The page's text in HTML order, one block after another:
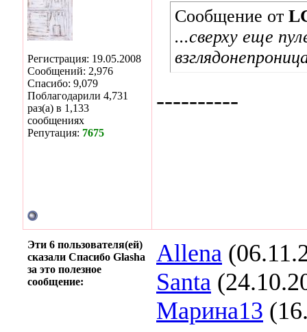
Регистрация: 19.05.2008
Сообщений: 2,976
Спасибо: 9,079
Поблагодарили 4,731
раз(а) в 1,133
сообщениях
Репутация: 7675
Сообщение от
...сверху еще
----------
Эти 6 пользователя(ей)
сказали Спасибо Glasha
за это полезное
сообщение:
Allena
Santa
Марина13